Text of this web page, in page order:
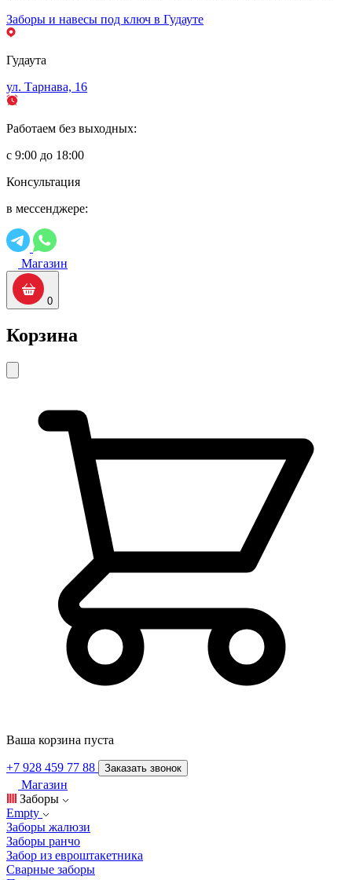
Заборы и навесы под ключ в Гудауте
Гудаута
ул. Тарнава, 16
Работаем без выходных:
с 9:00 до 18:00
Консультация
в мессенджере:
Магазин
0
Корзина
Ваша корзина пуста
+7 928 459 77 88 Заказать звонок
Магазин
Заборы
Empty
Заборы жалюзи
Заборы ранчо
Забор из евроштакетника
Сварные заборы